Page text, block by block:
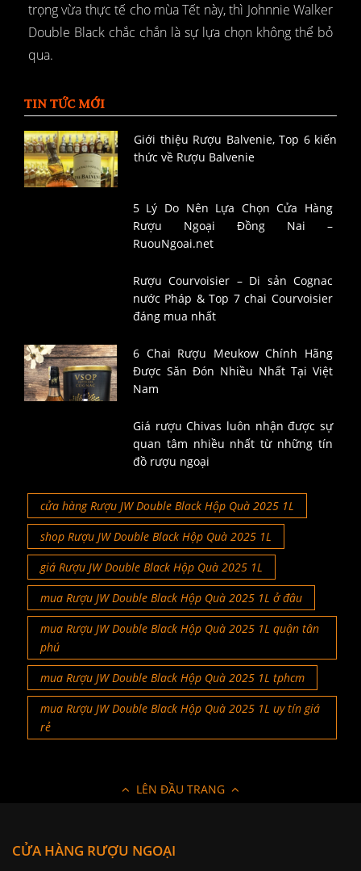
trọng vừa thực tế cho mùa Tết này, thì Johnnie Walker
Double Black chắc chắn là sự lựa chọn không thể bỏ
qua.
TIN TỨC MỚI
Giới thiệu Rượu Balvenie, Top 6 kiến
thức về Rượu Balvenie
5 Lý Do Nên Lựa Chọn Cửa Hàng
Rượu Ngoại Đồng Nai –
RuouNgoai.net
Rượu Courvoisier – Di sản Cognac
nước Pháp & Top 7 chai Courvoisier
đáng mua nhất
6 Chai Rượu Meukow Chính Hãng
Được Săn Đón Nhiều Nhất Tại Việt
Nam
Giá rượu Chivas luôn nhận được sự
quan tâm nhiều nhất từ những tín
đồ rượu ngoại
cửa hàng Rượu JW Double Black Hộp Quà 2025 1L
shop Rượu JW Double Black Hộp Quà 2025 1L
giá Rượu JW Double Black Hộp Quà 2025 1L
mua Rượu JW Double Black Hộp Quà 2025 1L ở đâu
mua Rượu JW Double Black Hộp Quà 2025 1L quận tân
phú
mua Rượu JW Double Black Hộp Quà 2025 1L tphcm
mua Rượu JW Double Black Hộp Quà 2025 1L uy tín giá
rẻ
LÊN ĐẦU TRANG
CỬA HÀNG RƯỢU NGOẠI